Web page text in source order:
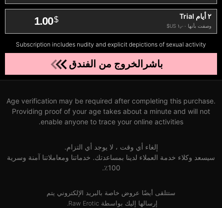
٢ أيام Trial
وصفت بأنها ‏١٫٠٠ US$
$
1.00
Subscription includes nudity and explicit depictions of sexual activity
باشرالخروج من الفندق
Age verification may be required after completing this purchase.
Providing proof of your age takes about a minute and will not
enable anyone to trace your online activities.
إلغاء أي وقت ، لا يوجد أي التزام.
سيسعد وكلاء خدمة العملاء لدينا بمساعدتك. خدماتنا ومعاملاتنا آمنة وسرية
100٪.
ستتلقى أيضًا عروض خاصة بالبريد الإلكتروني يتم
إرسالها إليك بواسطة Raw Erotic.